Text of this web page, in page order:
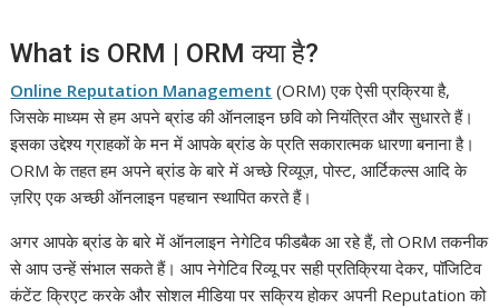
What is ORM | ORM क्या है?
Online Reputation Management (ORM) एक ऐसी प्रक्रिया है,
जिसके माध्यम से हम अपने ब्रांड की ऑनलाइन छवि को नियंत्रित और सुधारते हैं।
इसका उद्देश्य ग्राहकों के मन में आपके ब्रांड के प्रति सकारात्मक धारणा बनाना है।
ORM के तहत हम अपने ब्रांड के बारे में अच्छे रिव्यूज़, पोस्ट, आर्टिकल्स आदि के
ज़रिए एक अच्छी ऑनलाइन पहचान स्थापित करते हैं।
अगर आपके ब्रांड के बारे में ऑनलाइन नेगेटिव फीडबैक आ रहे हैं, तो ORM तकनीक
से आप उन्हें संभाल सकते हैं। आप नेगेटिव रिव्यू पर सही प्रतिक्रिया देकर, पॉजिटिव
कंटेंट क्रिएट करके और सोशल मीडिया पर सक्रिय होकर अपनी Reputation को